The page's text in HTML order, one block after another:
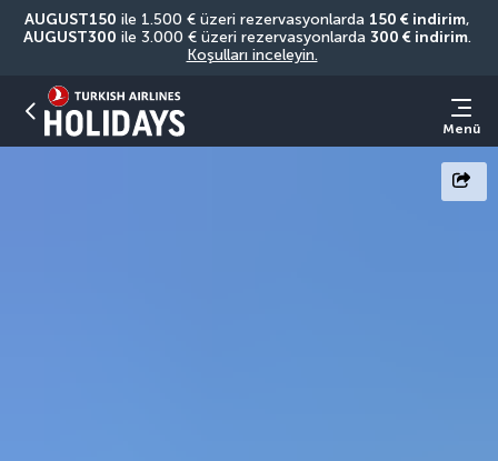
AUGUST150 ile 1.500 € üzeri rezervasyonlarda 150 € indirim
AUGUST300 ile 3.000 € üzeri rezervasyonlarda 300 € indirim
Koşulları inceleyin.
Menü